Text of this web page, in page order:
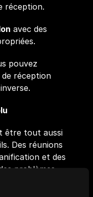
réception.
avec des
pouvez
réception
être tout aussi
Des réunions
et des
problèmes
de calendrier AI